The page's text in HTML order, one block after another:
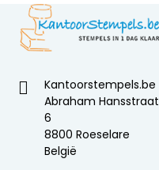
Kantoorstempels.be
Abraham Hansstraat
6
8800 Roeselare
België